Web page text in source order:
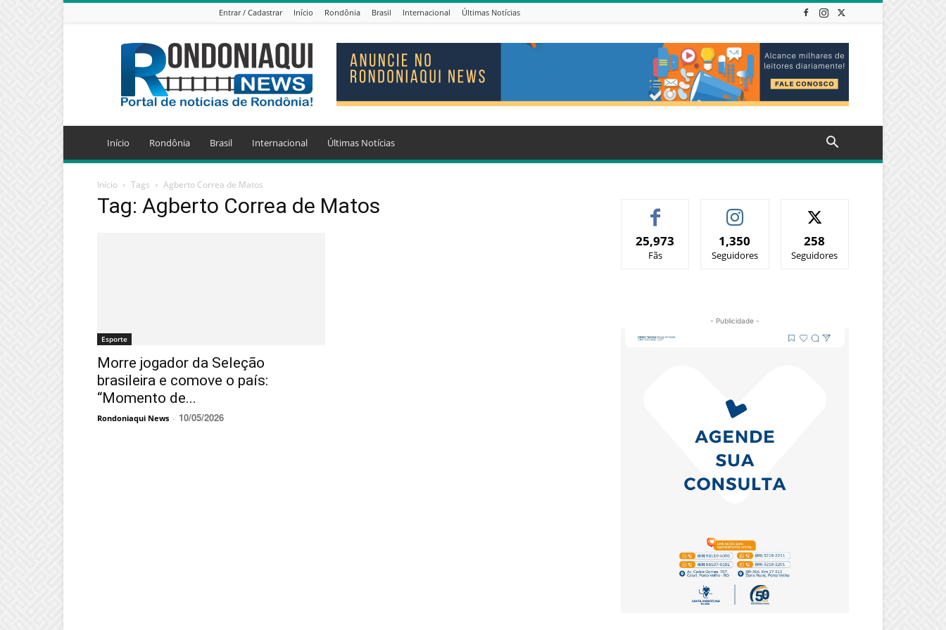
Entrar / Cadastrar Início Rondônia Brasil Internacional Últimas Notícias
Jornal
Eletrônico
Rondoniaqui
News
Início Rondônia Brasil Internacional Últimas Notícias
Início Tags Agberto Correa de Matos
Tag: Agberto Correa de Matos
Esporte
Morre jogador da Seleção
brasileira e comove o país:
“Momento de...
Rondoniaqui News - 10/05/2026
25,973
Fãs
1,350
Seguidores
258
Seguidores
- Publicidade -